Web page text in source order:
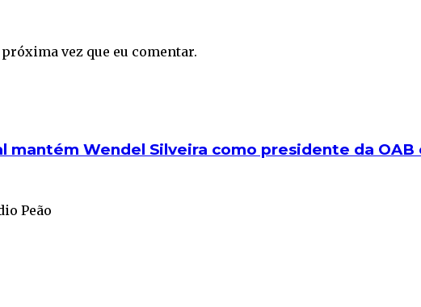
vez que eu comentar.
mantém Wendel Silveira como presidente da
Peão